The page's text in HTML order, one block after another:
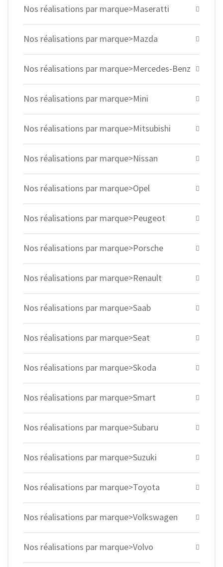
Nos réalisations par marque>Maseratti
Nos réalisations par marque>Mazda
Nos réalisations par marque>Mercedes-Benz
Nos réalisations par marque>Mini
Nos réalisations par marque>Mitsubishi
Nos réalisations par marque>Nissan
Nos réalisations par marque>Opel
Nos réalisations par marque>Peugeot
Nos réalisations par marque>Porsche
Nos réalisations par marque>Renault
Nos réalisations par marque>Saab
Nos réalisations par marque>Seat
Nos réalisations par marque>Skoda
Nos réalisations par marque>Smart
Nos réalisations par marque>Subaru
Nos réalisations par marque>Suzuki
Nos réalisations par marque>Toyota
Nos réalisations par marque>Volkswagen
Nos réalisations par marque>Volvo